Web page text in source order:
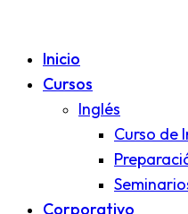
Inicio
Cursos
Inglés
Curso de
Corporativo